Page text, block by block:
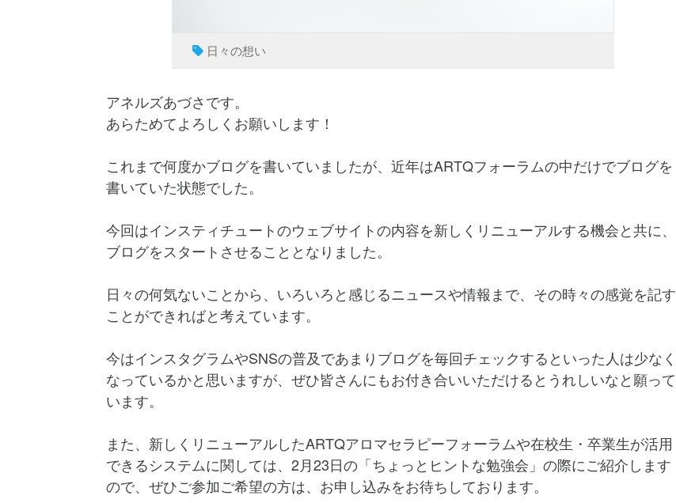
日々の想い
アネルズあづさです。
あらためてよろしくお願いします！
これまで何度かブログを書いていましたが、近年はARTQフォーラムの中だけでブログを
書いていた状態でした。
今回はインスティチュートのウェブサイトの内容を新しくリニューアルする機会と共に、
ブログをスタートさせることとなりました。
日々の何気ないことから、いろいろと感じるニュースや情報まで、その時々の感覚を記す
ことができればと考えています。
今はインスタグラムやSNSの普及であまりブログを毎回チェックするといった人は少なく
なっているかと思いますが、ぜひ皆さんにもお付き合いいただけるとうれしいなと願って
います。
また、新しくリニューアルしたARTQアロマセラピーフォーラムや在校生・卒業生が活用
できるシステムに関しては、2月23日の「ちょっとヒントな勉強会」の際にご紹介します
ので、ぜひご参加ご希望の方は、お申し込みをお待ちしております。